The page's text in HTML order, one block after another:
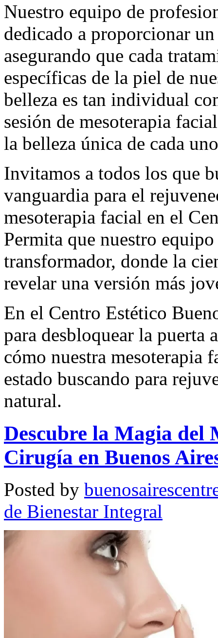
Nuestro equipo de
dedicado a proporcionar
asegurando que cada
específicas de la piel de
belleza es tan individual
sesión de mesoterapia
la belleza única de cada
Invitamos a todos los que
vanguardia para el
mesoterapia facial en el
Permita que nuestro
transformador, donde la
revelar una versión más
En el Centro Estético
para desbloquear la puerta
cómo nuestra mesoterapia
estado buscando para
natural.
Descubre la Magia del
Cirugía en Buenos
Posted by
de Bienestar Integral